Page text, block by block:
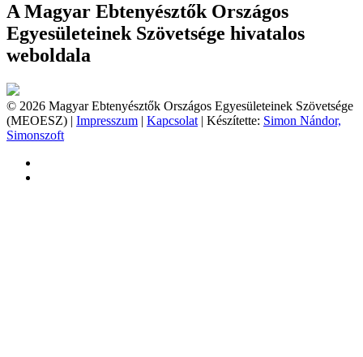
A Magyar Ebtenyésztők Országos
Egyesületeinek Szövetsége hivatalos
weboldala
© 2026 Magyar Ebtenyésztők Országos Egyesületeinek Szövetsége
(MEOESZ) | Impresszum | Kapcsolat | Készítette: Simon Nándor,
Simonszoft